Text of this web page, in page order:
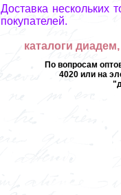
Доставка нескольких
покупателей.
каталоги
По вопросам
4020 или на